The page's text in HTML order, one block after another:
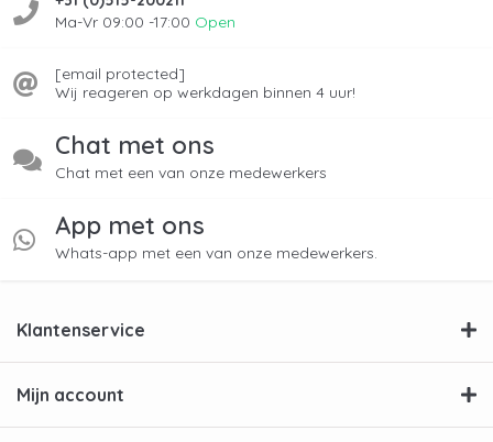
Ma-Vr 09:00 -17:00 Open
[email protected]
Wij reageren op werkdagen binnen 4 uur!
Chat met ons
Chat met een van onze medewerkers
App met ons
Whats-app met een van onze medewerkers.
Klantenservice
Mijn account